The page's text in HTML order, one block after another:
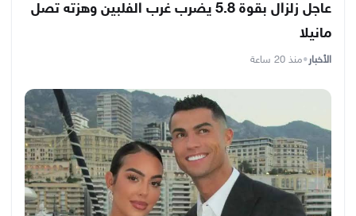
عاجل زلزال بقوة 5.8 يضرب غرب الفلبين وهزته تصل
مانيلا
الأخبار•منذ 20 ساعة